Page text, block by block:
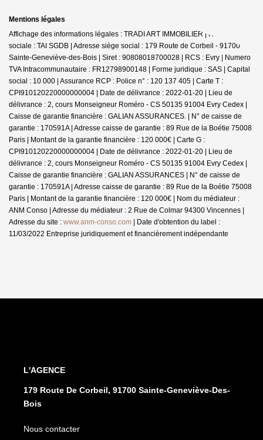
Mentions légales
Affichage des informations légales : TRADI ART IMMOBILIER | Raison
sociale : TAI SGDB | Adresse siège social : 179 Route de Corbeil - 91700
Sainte-Geneviève-des-Bois | Siret : 90808018700028 | RCS : Evry | Numero
TVA Intracommunautaire : FR12798900148 | Forme juridique : SAS | Capital
social : 10 000 | Assurance RCP : Police n° : 120 137 405 | Carte T :
CPI910120220000000004 | Date de délivrance : 2022-01-20 | Lieu de
délivrance : 2, cours Monseigneur Roméro - CS 50135 91004 Evry Cedex |
Caisse de garantie financière : GALIAN ASSURANCES. | N° de caisse de
garantie : 170591A | Adresse caisse de garantie : 89 Rue de la Boétie 75008
Paris | Montant de la garantie financière : 120 000€ | Carte G :
CPI910120220000000004 | Date de délivrance : 2022-01-20 | Lieu de
délivrance : 2, cours Monseigneur Roméro - CS 50135 91004 Evry Cedex |
Caisse de garantie financière : GALIAN ASSURANCES | N° de caisse de
garantie : 170591A | Adresse caisse de garantie : 89 Rue de la Boétie 75008
Paris | Montant de la garantie financière : 120 000€ | Nom du médiateur :
ANM Conso | Adresse du médiateur : 2 Rue de Colmar 94300 Vincennes |
Adresse du site : www.anm-conso.com | Date d'obtention du label :
11/03/2022 Entreprise juridiquement et financièrement indépendante
L'AGENCE
179 Route De Corbeil, 91700 Sainte-Geneviève-Des-
Bois
Nous contacter